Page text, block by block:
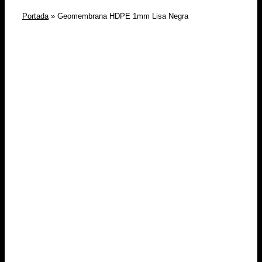
Portada » Geomembrana HDPE 1mm Lisa Negra